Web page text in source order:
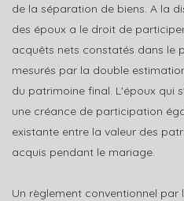
de la séparation de biens. A la
des époux a le droit de
acquêts nets constatés dans le
mesurés par la double
du patrimoine final. L'époux qui
une créance de participation
existante entre la valeur des
acquis pendant le mariage.
Un règlement conventionnel par